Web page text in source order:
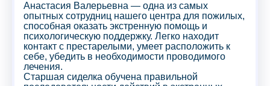
Анастасия Валерьевна — одна из самых
опытных сотрудниц нашего центра для пожилых,
способная оказать экстренную помощь и
психологическую поддержку. Легко находит
контакт с престарелыми, умеет расположить к
себе, убедить в необходимости проводимого
лечения.
Старшая сиделка обучена правильной